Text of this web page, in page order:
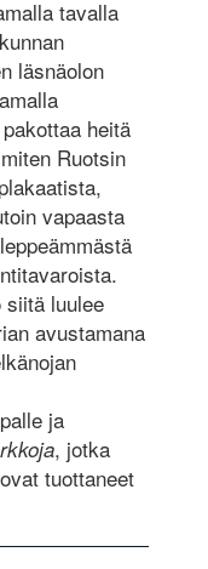
tavalla
läsnäolon
heitä
Ruotsin
vapaasta
siitä luulee
avustamana
ja
, jotka
tuottaneet